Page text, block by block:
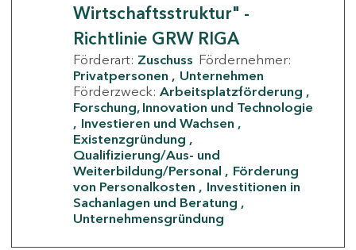
Wirtschaftsstruktur" -
Richtlinie GRW RIGA
Förderart: Zuschuss Fördernehmer:
Privatpersonen
Unternehmen
Förderzweck: Arbeitsplatzförderung
Forschung, Innovation und Technologie
Investieren und Wachsen
Existenzgründung
Qualifizierung/Aus- und
Weiterbildung/Personal
Förderung
von Personalkosten
Investitionen in
Sachanlagen und Beratung
Unternehmensgründung